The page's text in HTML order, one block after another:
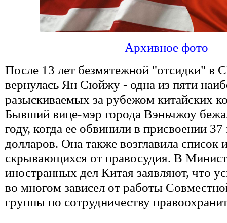
Архивное фото
После 13 лет безмятежной "отсидки" в
вернулась Ян Сюйжу - одна из пяти
разыскиваемых за рубежом китайских
Бывший вице-мэр города Вэньчжоу
году, когда ее обвинили в присвоении
долларов. Она также возглавила список
скрывающихся от правосудия. В
иностранных дел Китая заявляют, что
во многом зависел от работы
группы по сотрудничеству